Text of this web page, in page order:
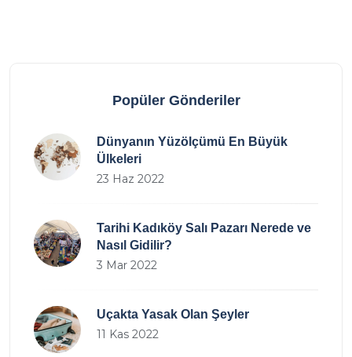
Popüler Gönderiler
Dünyanın Yüzölçümü En Büyük
Ülkeleri
23 Haz 2022
Tarihi Kadıköy Salı Pazarı Nerede ve
Nasıl Gidilir?
3 Mar 2022
Uçakta Yasak Olan Şeyler
11 Kas 2022